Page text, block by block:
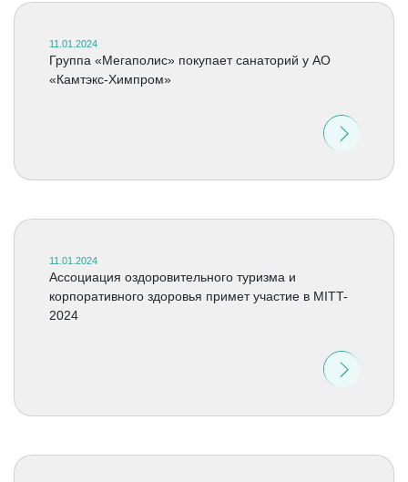
11.01.2024
Группа «Мегаполис» покупает санаторий у АО
«Камтэкс-Химпром»
11.01.2024
Ассоциация оздоровительного туризма и
корпоративного здоровья примет участие в MITT-
2024